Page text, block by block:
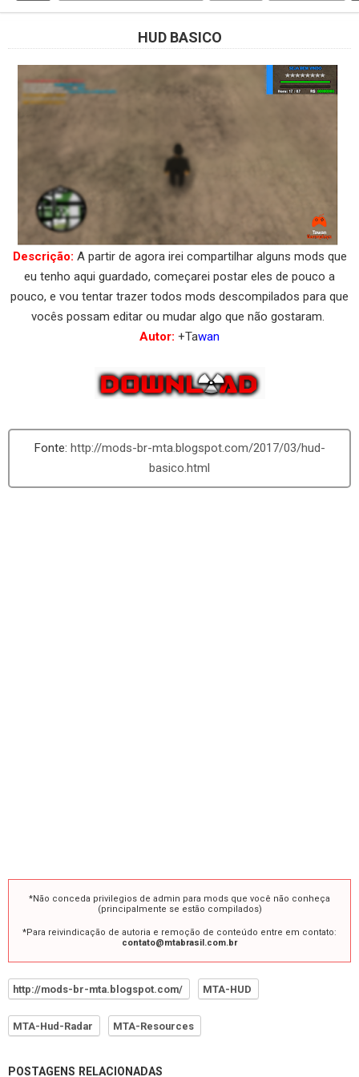
HUD BASICO
Descrição: A partir de agora irei compartilhar alguns mods que
eu tenho aqui guardado, começarei postar eles de pouco a
pouco, e vou tentar trazer todos mods descompilados para que
vocês possam editar ou mudar algo que não gostaram.
Autor: +Tawan
http://mods-br-mta.blogspot.com/2017/03/hud-
basico.html
*Não conceda privilegios de admin para mods que você não conheça
(principalmente se estão compilados)
*Para reivindicação de autoria e remoção de conteúdo entre em contato:
contato@mtabrasil.com.br
http://mods-br-mta.blogspot.com/ MTA-HUD
MTA-Hud-Radar MTA-Resources
POSTAGENS RELACIONADAS